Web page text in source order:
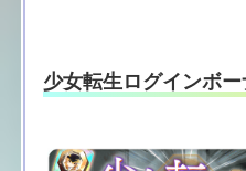
少女転生ログインボ